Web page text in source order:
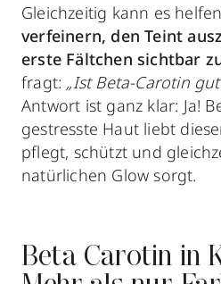
Gleichzeitig kann es
verfeinern, den Teint
erste Fältchen sichtbar
fragt: „Ist Beta-Carotin
Antwort ist ganz klar: Ja!
gestresste Haut liebt
pflegt, schützt und
natürlichen Glow sorgt.
Beta Carotin in